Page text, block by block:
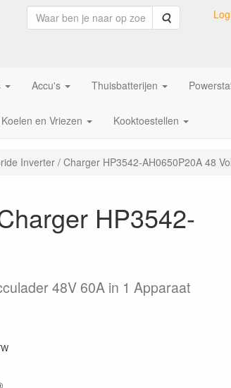
Zoeken
Accu's Thuisbatterijen
Koelen en Vriezen Kooktoestellen
Inverter / Charger HP3542-AH0650P20A 48
HP3542-
48V 60A in 1 Apparaat